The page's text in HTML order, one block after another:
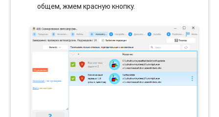
общем, жмем красную кнопку.